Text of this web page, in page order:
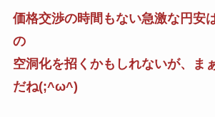
価格交渉の時間もない急激な円安
の
空洞化を招くかもしれないが、ま
だね(;^ω^)